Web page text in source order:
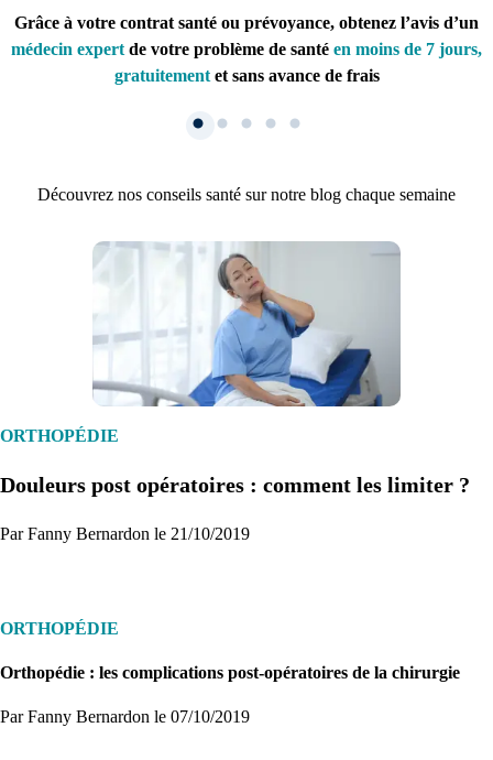
Grâce à votre contrat santé ou prévoyance, obtenez l’avis d’un
médecin expert de votre problème de santé en moins de 7 jours,
gratuitementet sans avance de frais
1. Inscription
Créez un compte et récupérez votre dossier médical en parallèle
Je commence
Découvrez nos conseils santé sur notre blog chaque semaine
ORTHOPÉDIE
Douleurs post opératoires : comment les limiter ?
Par Fanny Bernardon le 21/10/2019
ORTHOPÉDIE
Orthopédie : les complications post-opératoires de la chirurgie
Par Fanny Bernardon le 07/10/2019